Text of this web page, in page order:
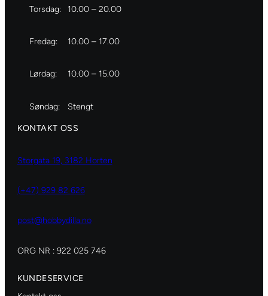
Torsdag: 10.00 – 20.00
Fredag: 10.00 – 17.00
Lørdag: 10.00 – 15.00
Søndag: Stengt
KONTAKT OSS
Storgata 19, 3182 Horten
(+47) 929 82 626
post@hobbydilla.no
ORG NR : 922 025 746
KUNDESERVICE